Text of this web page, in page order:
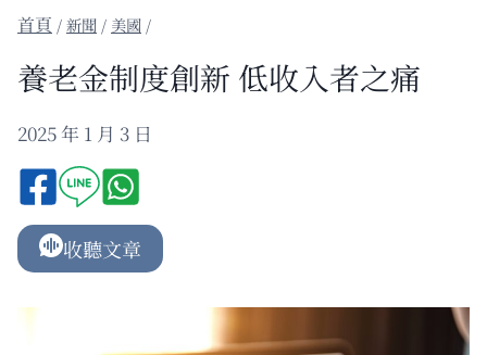
/新聞 / 美國 /
養老金制度創新 低收入者之痛
2025 年 1 月 3 日
收聽文章